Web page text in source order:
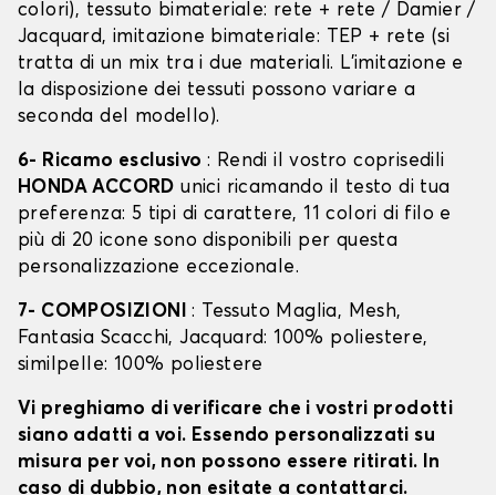
colori), tessuto bimateriale: rete + rete / Damier /
Jacquard, imitazione bimateriale: TEP + rete (si
tratta di un mix tra i due materiali. L'imitazione e
la disposizione dei tessuti possono variare a
seconda del modello).
6- Ricamo esclusivo : Rendi il vostro coprisedili
HONDA ACCORD unici ricamando il testo di tua
preferenza: 5 tipi di carattere, 11 colori di filo e
più di 20 icone sono disponibili per questa
personalizzazione eccezionale.
7- COMPOSIZIONI: Tessuto Maglia, Mesh,
Fantasia Scacchi, Jacquard: 100% poliestere,
similpelle: 100% poliestere
Vi preghiamo di verificare che i vostri prodotti
siano adatti a voi. Essendo personalizzati su
misura per voi, non possono essere ritirati. In
caso di dubbio, non esitate a contattarci.